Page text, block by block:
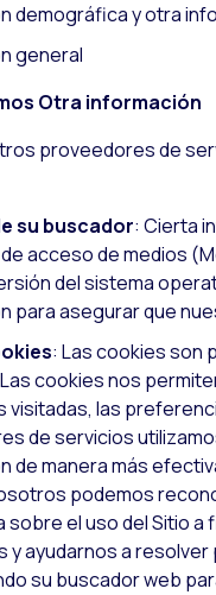
demográfica y otra
general
Otra información
proveedores de
su buscador: Cierta
acceso de medios
del sistema
para asegurar que
: Las cookies son
cookies nos
visitadas, las
de servicios
de manera más
podemos
el uso del Sitio a
y ayudarnos a
su buscador web